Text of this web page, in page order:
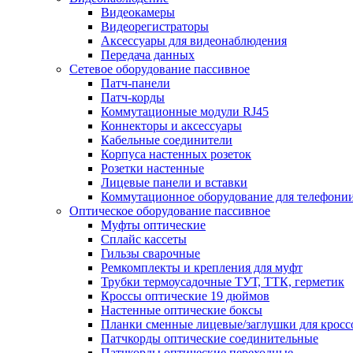
Видеокамеры
Видеорегистраторы
Аксессуары для видеонаблюдения
Передача данных
Сетевое оборудование пассивное
Патч-панели
Патч-корды
Коммутационные модули RJ45
Коннекторы и аксессуары
Кабельные соединители
Корпуса настенных розеток
Розетки настенные
Лицевые панели и вставки
Коммутационное оборудование для
Оптическое оборудование пассивное
Муфты оптические
Сплайс кассеты
Гильзы сварочные
Ремкомплекты и крепления для муфт
Трубки термоусадочные ТУТ, ТТК, герметик
Кроссы оптические 19 дюймов
Настенные оптические боксы
Планки сменные лицевые/заглушки для
Патчкорды оптические соединительные